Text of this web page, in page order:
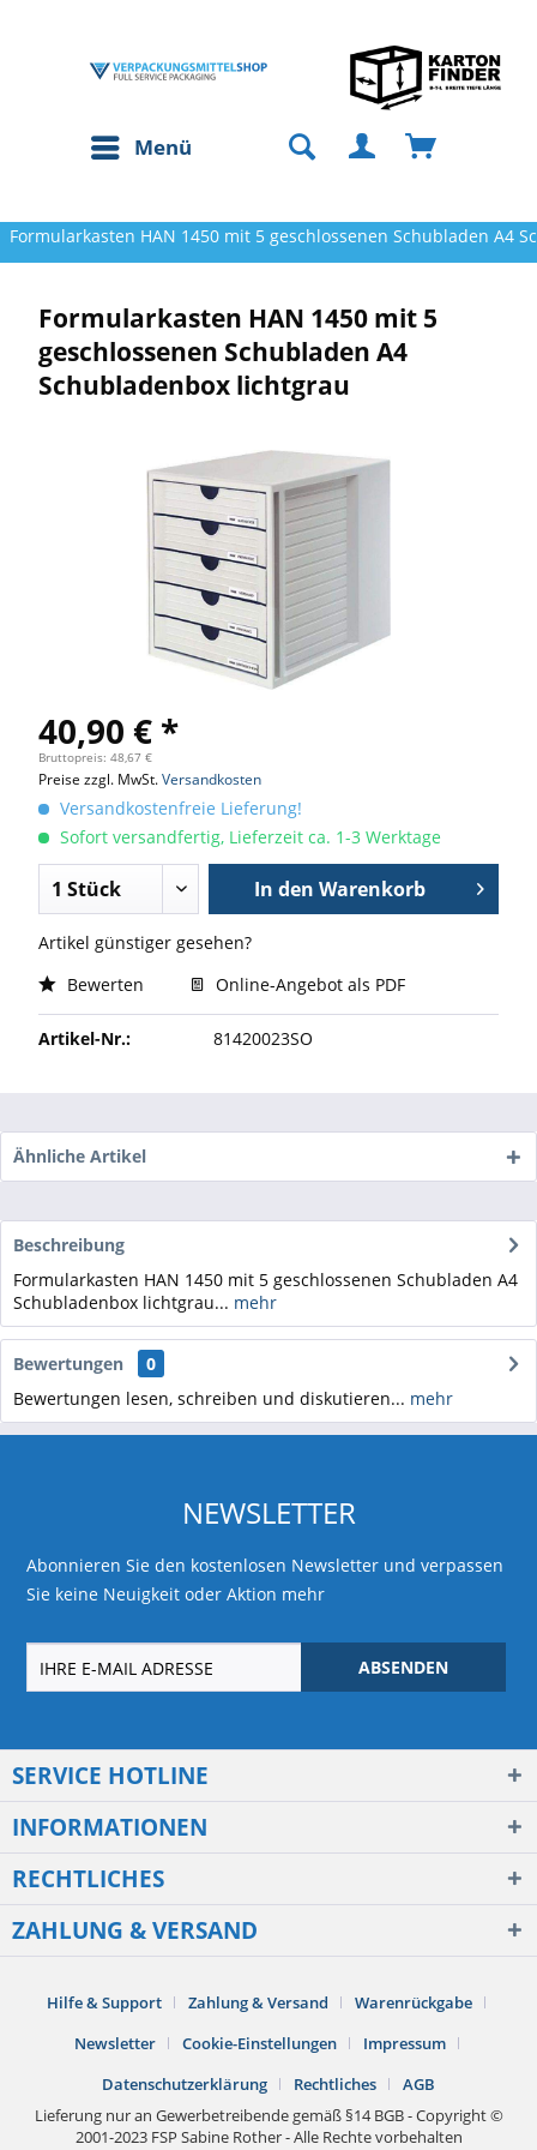
Menü
Formularkasten HAN 1450 mit 5 geschlossenen Schubladen A4
Formularkasten HAN 1450 mit 5
geschlossenen Schubladen A4
Schubladenbox lichtgrau
40,90 € *
Bruttopreis: 48,67 €
Preise zzgl. MwSt.Versandkosten
Versandkostenfreie Lieferung!
Sofort versandfertig, Lieferzeit ca. 1-3 Werktage
In den Warenkorb
Artikel günstiger gesehen?
Bewerten
Online-Angebot als PDF
Artikel-Nr.: 81420023SO
Ähnliche Artikel
Beschreibung
Formularkasten HAN 1450 mit 5 geschlossenen Schubladen A4
Schubladenbox lichtgrau... mehr
Bewertungen
0
Bewertungen lesen, schreiben und diskutieren... mehr
NEWSLETTER
Abonnieren Sie den kostenlosen Newsletter und verpassen
Sie keine Neuigkeit oder Aktion mehr
ABSENDEN
SERVICE HOTLINE
INFORMATIONEN
RECHTLICHES
ZAHLUNG & VERSAND
Hilfe & Support Zahlung & Versand
Warenrückgabe
Newsletter
Cookie-Einstellungen
Impressum
Datenschutzerklärung
Rechtliches
AGB
Lieferung nur an Gewerbetreibende gemäß §14 BGB - Copyright ©
2001-2023 FSP Sabine Rother - Alle Rechte vorbehalten